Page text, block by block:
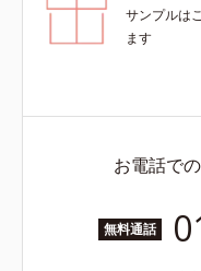
サンプルは
ます
お電話で
無料通話